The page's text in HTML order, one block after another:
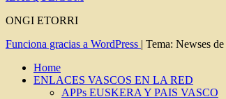
ONGI ETORRI
Funciona gracias a WordPress | Tema: Newses de
Home
ENLACES VASCOS EN LA RED
APPs EUSKERA Y PAIS VASCO